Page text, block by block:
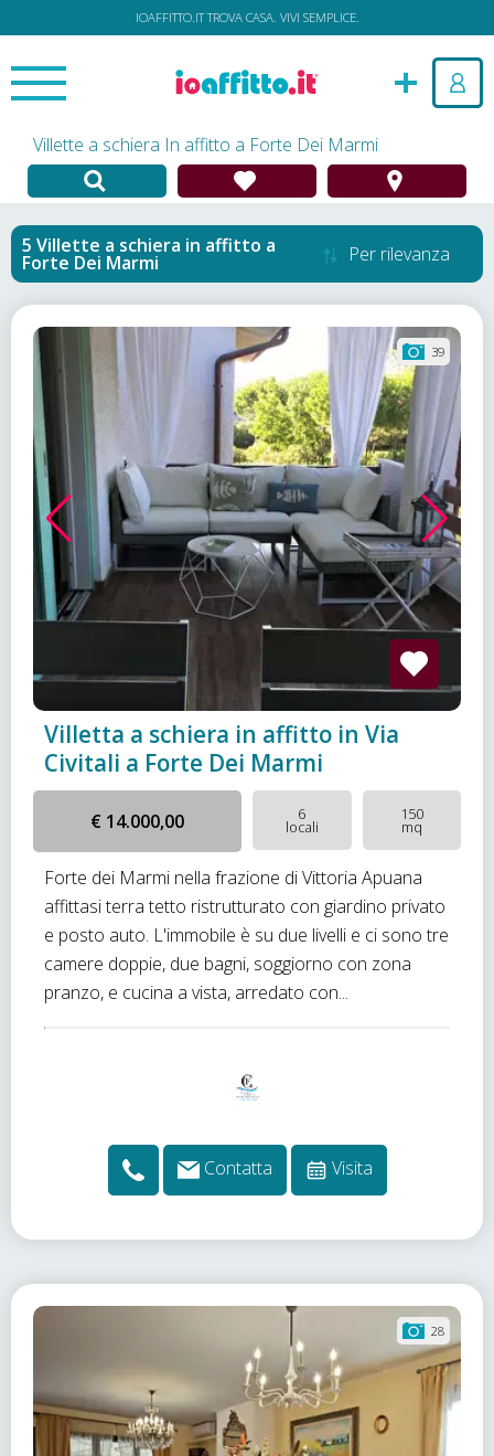
IOAFFITTO.IT TROVA CASA. VIVI SEMPLICE.
Villette a schiera In affitto a Forte Dei Marmi
Villette a schiera in affitto a
Forte Dei Marmi Per rilevanza
39
Villetta a schiera in affitto in Via
Civitali a Forte Dei Marmi
€ 14.000,00 6
locali
150
mq
Forte dei Marmi nella frazione di Vittoria Apuana
affittasi terra tetto ristrutturato con giardino privato
e posto auto. L'immobile è su due livelli e ci sono tre
camere doppie, due bagni, soggiorno con zona
pranzo, e cucina a vista, arredato con...
Contatta Visita
28